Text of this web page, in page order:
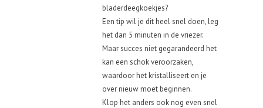
bladerdeegkoekjes?
Een tip wil je dit heel snel doen, leg
het dan 5 minuten in de vriezer.
Maar succes niet gegarandeerd het
kan een schok veroorzaken,
waardoor het kristalliseert en je
over nieuw moet beginnen.
Klop het anders ook nog even snel